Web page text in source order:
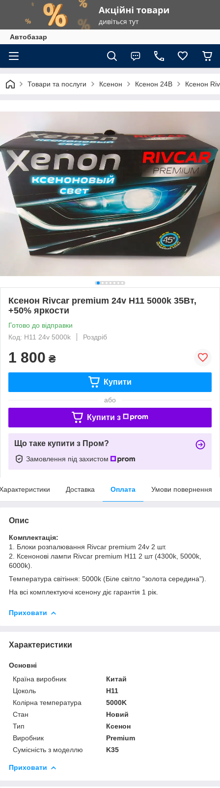
Автобазар
Товари та послуги Ксенон Ксенон 24В Ксенон
Ксенон Rivcar premium 24v H11 5000k 35Вт,
+50% яркости
Готово до відправки
Код: H11 24v 5000k
Роздріб
1 800 ₴
Купити
або
Купити з
Що таке купити з Пром?
Замовлення під захистом
Доставка Оплата Умови повернення
Опис
Комплектація:
1. Блоки розпалювання Rivcar premium 24v 2 шт.
2. Ксенонові лампи Rivcar premium H11 2 шт (4300k, 5000k,
6000k).
Температура світіння: 5000k (Біле світло "золота середина").
На всі комплектуючі ксенону діє гарантія 1 рік.
Приховати
Характеристики
Основні
Країна виробник
Китай
Цоколь
H11
Колірна температура
5000K
Стан
Новий
Тип
Ксенон
Виробник
Premium
Сумісність з моделлю
K35
Приховати